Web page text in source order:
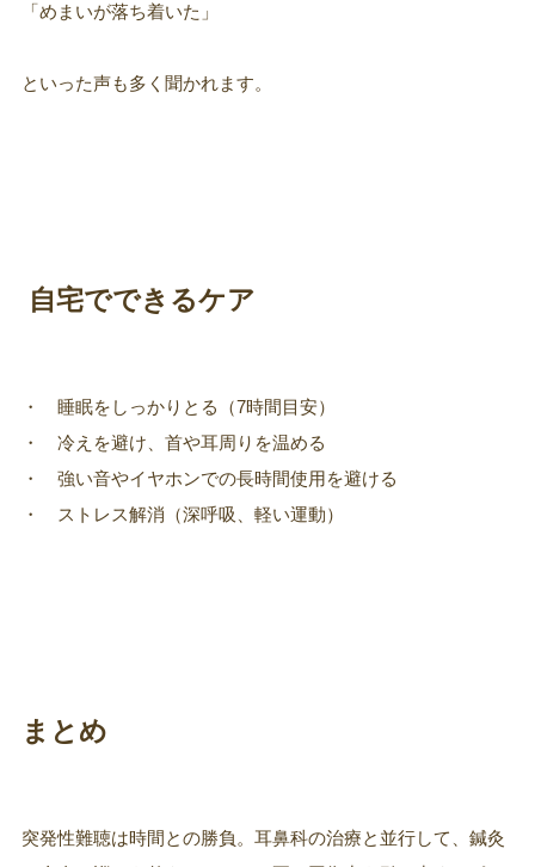
「めまいが落ち着いた」
といった声も多く聞かれます。
自宅でできるケア
・ 睡眠をしっかりとる（7時間目安）
・ 冷えを避け、首や耳周りを温める
・ 強い音やイヤホンでの長時間使用を避ける
・ ストレス解消（深呼吸、軽い運動）
まとめ
突発性難聴は時間との勝負。耳鼻科の治療と並行して、鍼灸